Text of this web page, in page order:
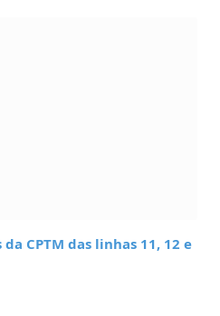
CPTM das linhas 11, 12 e